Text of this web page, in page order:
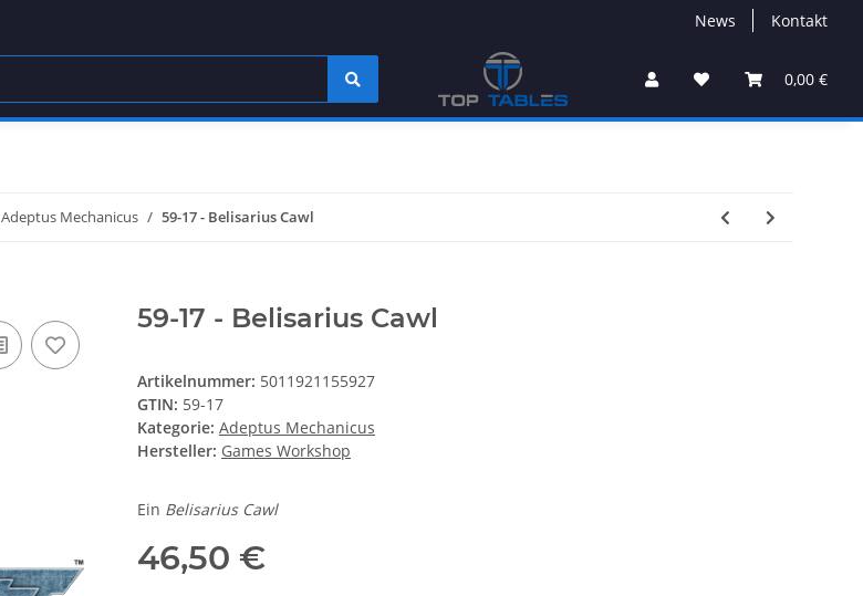
News Kontakt
0,00 €
Adeptus Mechanicus 59-17 - Belisarius Cawl
59-17 - Belisarius Cawl
Artikelnummer: 5011921155927
GTIN: 59-17
Kategorie: Adeptus Mechanicus
Hersteller: Games Workshop
Ein Belisarius Cawl
46,50 €